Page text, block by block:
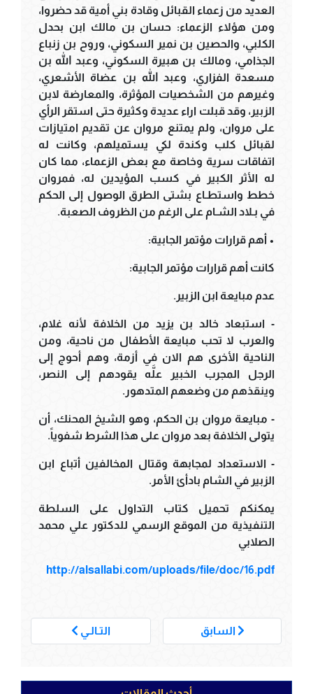
العديد من زعماء القبائل وقادة بني أمية قد حضروا،
ومن هؤلاء الزعماء: حسان بن مالك ابن بحدل
الكلبي، والحصين بن نمير السكوني، وروح بن زنباع
الجذامي، ومالك بن هبيرة السكوني، وعبد الله بن
مسعدة الفزاري، وعبد الله بن عضاة الأشعري،
وغيرهم من الشخصيات المؤثرة، والمعارضة لابن
الزبير، وقد قبلت اراء عديدة وكثيرة حتى استقر الرأي
على مروان، ولم يمتنع مروان عن تقديم امتيازات
لقبائل كلب وكندة لكي يستميلهم، وكانت له
اتفاقات سرية وخاصة مع بعض الزعماء، مما كان
له الأثر الكبير في كسب المؤيدين له، فمروان
خطط واستطـاع بشتى الطرق الوصول إلى الحكم
في بـلاد الشـام على الرغم من الظروف الصعبة.
• أهم قرارات مؤتمر الجابية:
كانت أهم قرارات مؤتمر الجابية:
عدم مبايعة ابن الزبير.
- استبعاد خالد بن يزيد من الخلافة لأنه غلام،
والعرب لا تحب مبايعة الأطفال من ناحية، ومن
الناحية الأخرى هم الان في أزمة، وهم أحوج إلى
الرجل المجرب الخبير علَّه يقودهم إلى النصر،
وينقذهم من وضعهم المتدهور.
- مبايعة مروان بن الحكم، وهو الشيخ المحنك، أن
يتولى الخلافة بعد مروان على هذا الشرط شفوياً.
- الاستعداد لمجابهة وقتال المخالفين أتباع ابن
الزبير في الشام بادأئ الأمر.
يمكنكم تحميل كتاب التداول على السلطة
التنفيذية من الموقع الرسمي للدكتور علي محمد
الصلابي
http://alsallabi.com/uploads/file/doc/16.pdf
السابق التـالـي